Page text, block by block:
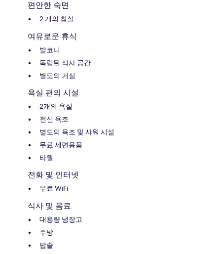
편안한 숙면
2 개의 침실
여유로운 휴식
발코니
독립된 식사 공간
별도의 거실
욕실 편의 시설
2개의 욕실
전신 욕조
별도의 욕조 및 샤워 시설
무료 세면용품
타월
전화 및 인터넷
무료 WiFi
식사 및 음료
대용량 냉장고
주방
밥솥